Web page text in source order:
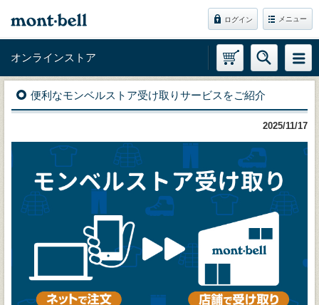
ログイン メニュー
オンラインストア
便利なモンベルストア受け取りサービスをご紹介
2025/11/17